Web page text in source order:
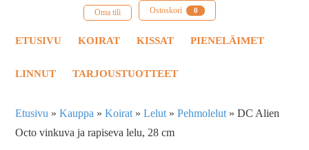
Oma tili Ostoskori 0
ETUSIVU KOIRAT KISSAT PIENELÄIMET
LINNUT TARJOUSTUOTTEET
Etusivu »Kauppa »Koirat »Lelut »Pehmolelut »DC Alien
Octo vinkuva ja rapiseva lelu, 28 cm